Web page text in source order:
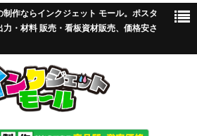
作ならインクジェット モール。ポスタ
・材料 販売・看板資材販売、価格安さ